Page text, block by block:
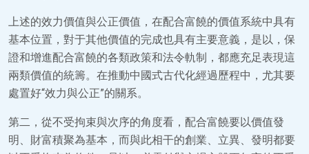
上述的效力價值與公正價值，在配合富饒的價值系統中具有
基本位置，對于其他價值的完成也具有主要意義，是以，保
證和增進配合富饒的各類政策和法令軌制，都應充足表現這
兩類價值的統籌。在推動中國式古代化經過歷程中，尤其要
處置好“效力與公正”的關系。
第二，從不受拘束與次序的角度看，配合富饒要以價值發
明、財富積聚為基本，而與此相干的創業、立異、發明都要